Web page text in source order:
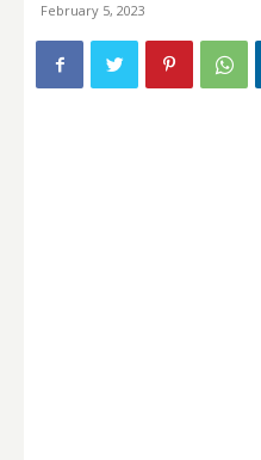
February 5, 2023